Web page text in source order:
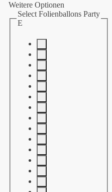
Weitere Optionen
Select Folienballons Party
E